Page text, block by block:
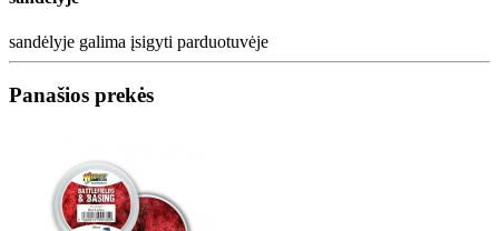
sandėlyje galima įsigyti parduotuvėje
Panašios prekės